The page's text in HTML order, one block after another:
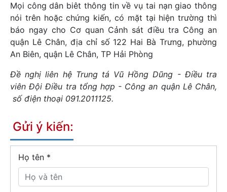
Mọi công dân biêt thông tin về vụ tai nạn giao thông
nói trên hoặc chứng kiến, có mặt tại hiện trường thì
báo ngay cho Cơ quan Cảnh sát điều tra Công an
quận Lê Chân, địa chỉ số 122 Hai Bà Trưng, phường
An Biên, quận Lê Chân, TP Hải Phòng
Đề nghị liên hệ Trung tá Vũ Hồng Dũng - Điều tra
viên ĐộiĐiều tra tổng hợp - Công an quậnLê Chân,
số điện thoại 091.2011125.
Gửi ý kiến:
Họ tên *